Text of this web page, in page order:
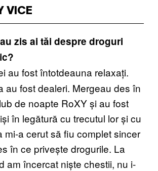
VICE
zis ai tăi despre droguri
au fost întotdeauna relaxați.
au fost dealeri. Mergeau des în
de noapte RoXY și au fost
în legătură cu trecutul lor și cu
mi-a cerut să fiu complet sincer
în ce privește drogurile. La
am încercat niște chestii, nu i-